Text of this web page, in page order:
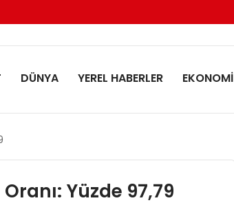
DÜNYA YEREL HABERLER EKONOMİ
Yüzde 97,79